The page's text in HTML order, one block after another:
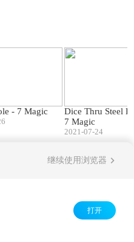
- 7 Magic
Dice Thru Steel
7 Magic
2021-07-24
继续使用浏览器
打开